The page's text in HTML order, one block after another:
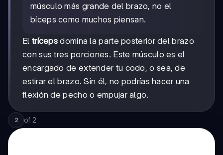
músculo más grande del brazo, no el
bíceps como muchos piensan.
El tríceps domina la parte posterior del brazo
con sus tres porciones. Este músculo es el
encargado de extender tu codo, o sea, de
estirar el brazo. Sin él, no podrías hacer una
flexión de pecho o empujar algo.
2 of 2